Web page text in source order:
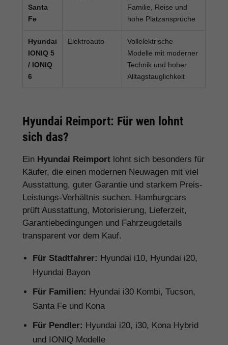
Santa
Fe
Familie, Reise und
hohe Platzansprüche
Hyundai
IONIQ 5
/ IONIQ
6
Elektroauto
Vollelektrische
Modelle mit moderner
Technik und hoher
Alltagstauglichkeit
Hyundai Reimport: Für wen lohnt
sich das?
Ein Hyundai Reimport lohnt sich besonders für
Käufer, die einen modernen Neuwagen mit viel
Ausstattung, guter Garantie und starkem Preis-
Leistungs-Verhältnis suchen. Hamburgcars
prüft Ausstattung, Motorisierung, Lieferzeit,
Garantiebedingungen und Fahrzeugdetails
transparent vor dem Kauf.
Für Stadtfahrer: Hyundai i10, Hyundai i20,
Hyundai Bayon
Für Familien: Hyundai i30 Kombi, Tucson,
Santa Fe und Kona
Für Pendler: Hyundai i20, i30, Kona Hybrid
und IONIQ Modelle